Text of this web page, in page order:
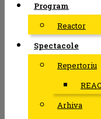
Program
Reactor
Spectacole
Repertoriu
Arhiva